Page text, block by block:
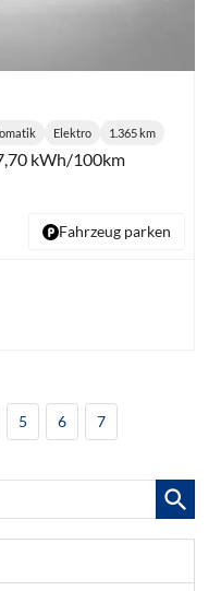
Elektro 1.365 km
kWh/100km
Fahrzeug parken
5 6 7